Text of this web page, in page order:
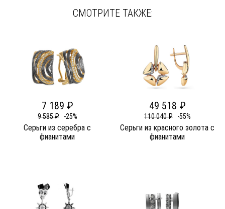
СМОТРИТЕ ТАКЖЕ:
7 189 ₽
9 585 ₽ -25%
Серьги из серебра c
фианитами
49 518 ₽
110 040 ₽ -55%
Серьги из красного золота c
фианитами